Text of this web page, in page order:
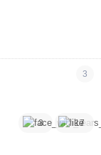
3
3 17